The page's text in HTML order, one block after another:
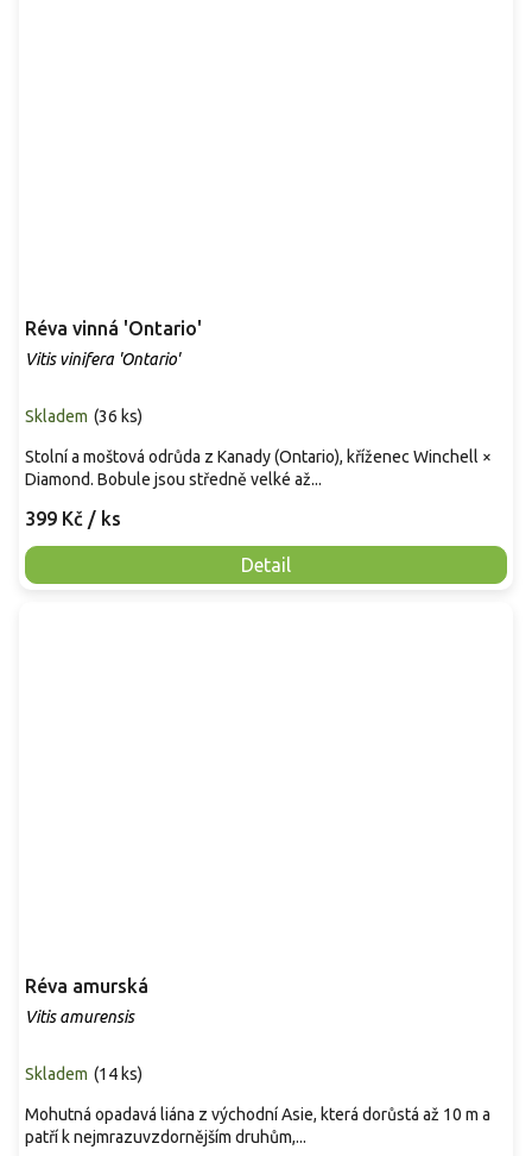
Réva vinná 'Ontario'
Vitis vinifera 'Ontario'
Skladem (36 ks)
399 Kč / ks
Detail
Stolní a moštová odrůda z Kanady (Ontario), kříženec Winchell ×
Diamond. Bobule jsou středně velké až...
Réva amurská
Vitis amurensis
Skladem (14 ks)
Mohutná opadavá liána z východní Asie, která dorůstá až 10 m a
patří k nejmrazuvzdornějším druhům,...